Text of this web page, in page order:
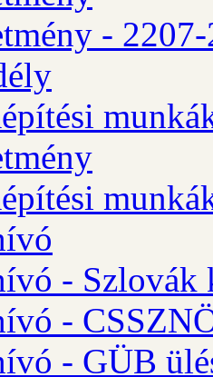
-
- Szlovák
-
- GÜB